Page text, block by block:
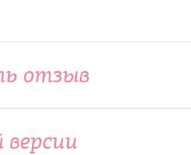
отзыв
версии